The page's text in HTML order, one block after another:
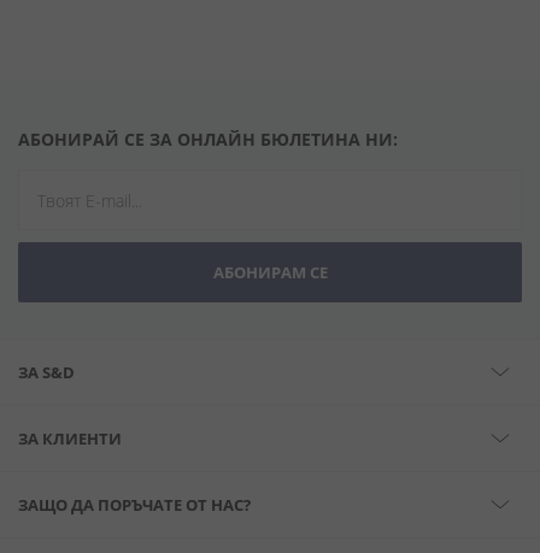
АБОНИРАЙ СЕ ЗА ОНЛАЙН БЮЛЕТИНА НИ:
АБОНИРАМ СЕ
ЗА S&D
ЗА КЛИЕНТИ
ЗАЩО ДА ПОРЪЧАТЕ ОТ НАС?